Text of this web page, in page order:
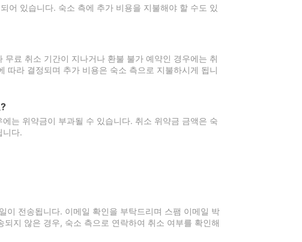
어 있습니다. 숙소 측에 추가 비용을 지불해야 할 수도 있
료 취소 기간이 지나거나 환불 불가 예약인 경우에는 취
따라 결정되며 추가 비용은 숙소 측으로 지불하시게 됩니
는 위약금이 부과될 수 있습니다. 취소 위약금 금액은 숙
니다.
전송됩니다. 이메일 확인을 부탁드리며 스팸 이메일 박
지 않은 경우, 숙소 측으로 연락하여 취소 여부를 확인해